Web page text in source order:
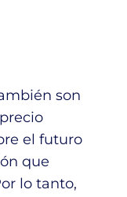
son
el futuro
que
lo tanto,